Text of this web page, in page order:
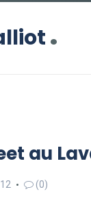
.
au
(0)